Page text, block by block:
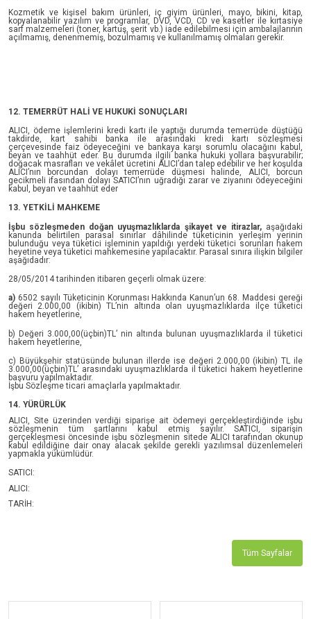
Kozmetik ve kişisel bakım ürünleri, iç giyim ürünleri, mayo, bikini, kitap,
kopyalanabilir yazılım ve programlar, DVD, VCD, CD ve kasetler ile kırtasiye
sarf malzemeleri (toner, kartuş, şerit vb.) iade edilebilmesi için ambalajlarının
açılmamış, denenmemiş, bozulmamış ve kullanılmamış olmaları gerekir.
12. TEMERRÜT HALİ VE HUKUKİ SONUÇLARI
ALICI, ödeme işlemlerini kredi kartı ile yaptığı durumda temerrüde düştüğü
takdirde, kart sahibi banka ile arasındaki kredi kartı sözleşmesi
çerçevesinde faiz ödeyeceğini ve bankaya karşı sorumlu olacağını kabul,
beyan ve taahhüt eder. Bu durumda ilgili banka hukuki yollara başvurabilir;
doğacak masrafları ve vekâlet ücretini ALICI’dan talep edebilir ve her koşulda
ALICI’nın borcundan dolayı temerrüde düşmesi halinde, ALICI, borcun
gecikmeli ifasından dolayı SATICI’nın uğradığı zarar ve ziyanını ödeyeceğini
kabul, beyan ve taahhüt eder
13. YETKİLİ MAHKEME
İşbu sözleşmeden doğan uyuşmazlıklarda şikayet ve itirazlar,aşağıdaki
kanunda belirtilen parasal sınırlar dâhilinde tüketicinin yerleşim yerinin
bulunduğu veya tüketici işleminin yapıldığı yerdeki tüketici sorunları hakem
heyetine veya tüketici mahkemesine yapılacaktır. Parasal sınıra ilişkin bilgiler
aşağıdadır:
28/05/2014 tarihinden itibaren geçerli olmak üzere:
a) 6502 sayılı Tüketicinin Korunması Hakkında Kanun’un 68. Maddesi gereği
değeri 2.000,00 (ikibin) TL’nin altında olan uyuşmazlıklarda ilçe tüketici
hakem heyetlerine,
b) Değeri 3.000,00(üçbin)TL’ nin altında bulunan uyuşmazlıklarda il tüketici
hakem heyetlerine,
c) Büyükşehir statüsünde bulunan illerde ise değeri 2.000,00 (ikibin) TL ile
3.000,00(üçbin)TL’ arasındaki uyuşmazlıklarda il tüketici hakem heyetlerine
başvuru yapılmaktadır.
İşbu Sözleşme ticari amaçlarla yapılmaktadır.
14. YÜRÜRLÜK
ALICI, Site üzerinden verdiği siparişe ait ödemeyi gerçekleştirdiğinde işbu
sözleşmenin tüm şartlarını kabul etmiş sayılır. SATICI, siparişin
gerçekleşmesi öncesinde işbu sözleşmenin sitede ALICI tarafından okunup
kabul edildiğine dair onay alacak şekilde gerekli yazılımsal düzenlemeleri
yapmakla yükümlüdür.
SATICI:
ALICI:
TARİH:
Tüm Sayfalar